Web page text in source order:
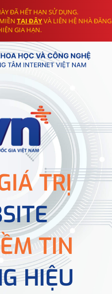
ĐÃ HẾT HẠN SỬ DỤNG.
TẠI ĐÂYVÀ LIÊN HỆ NHÀ ĐĂNG
GIA HẠN.
TRỊ
TIN
HIỆU